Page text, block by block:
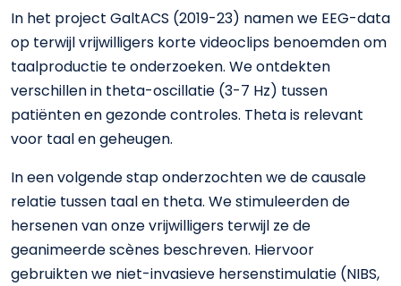
In het project GaltACS (2019-23) namen we EEG-data
op terwijl vrijwilligers korte videoclips benoemden om
taalproductie te onderzoeken. We ontdekten
verschillen in theta-oscillatie (3-7 Hz) tussen
patiënten en gezonde controles. Theta is relevant
voor taal en geheugen.
In een volgende stap onderzochten we de causale
relatie tussen taal en theta. We stimuleerden de
hersenen van onze vrijwilligers terwijl ze de
geanimeerde scènes beschreven. Hiervoor
gebruikten we niet-invasieve hersenstimulatie (NIBS,